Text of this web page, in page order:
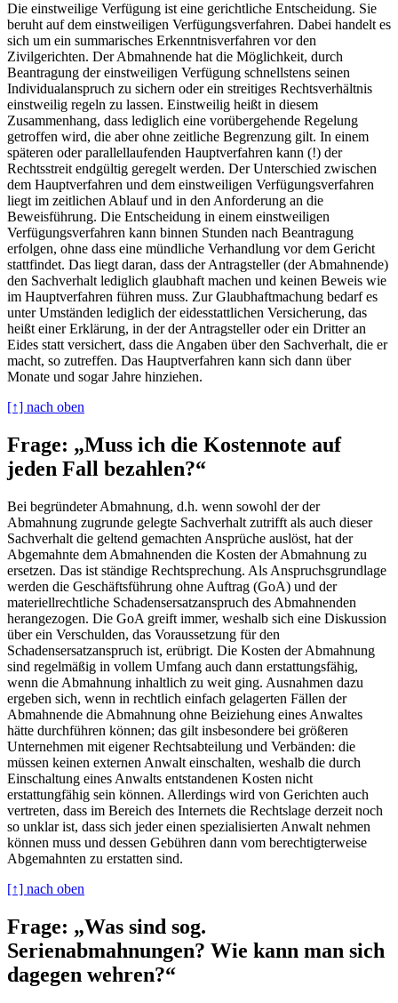
Die einstweilige Verfügung ist eine gerichtliche Entscheidung. Sie
beruht auf dem einstweiligen Verfügungsverfahren. Dabei handelt es
sich um ein summarisches Erkenntnisverfahren vor den
Zivilgerichten. Der Abmahnende hat die Möglichkeit, durch
Beantragung der einstweiligen Verfügung schnellstens seinen
Individualanspruch zu sichern oder ein streitiges Rechtsverhältnis
einstweilig regeln zu lassen. Einstweilig heißt in diesem
Zusammenhang, dass lediglich eine vorübergehende Regelung
getroffen wird, die aber ohne zeitliche Begrenzung gilt. In einem
späteren oder parallellaufenden Hauptverfahren kann (!) der
Rechtsstreit endgültig geregelt werden. Der Unterschied zwischen
dem Hauptverfahren und dem einstweiligen Verfügungsverfahren
liegt im zeitlichen Ablauf und in den Anforderung an die
Beweisführung. Die Entscheidung in einem einstweiligen
Verfügungsverfahren kann binnen Stunden nach Beantragung
erfolgen, ohne dass eine mündliche Verhandlung vor dem Gericht
stattfindet. Das liegt daran, dass der Antragsteller (der Abmahnende)
den Sachverhalt lediglich glaubhaft machen und keinen Beweis wie
im Hauptverfahren führen muss. Zur Glaubhaftmachung bedarf es
unter Umständen lediglich der eidesstattlichen Versicherung, das
heißt einer Erklärung, in der der Antragsteller oder ein Dritter an
Eides statt versichert, dass die Angaben über den Sachverhalt, die er
macht, so zutreffen. Das Hauptverfahren kann sich dann über
Monate und sogar Jahre hinziehen.
[↑] nach oben
Frage: „Muss ich die Kostennote auf
jeden Fall bezahlen?“
Bei begründeter Abmahnung, d.h. wenn sowohl der der
Abmahnung zugrunde gelegte Sachverhalt zutrifft als auch dieser
Sachverhalt die geltend gemachten Ansprüche auslöst, hat der
Abgemahnte dem Abmahnenden die Kosten der Abmahnung zu
ersetzen. Das ist ständige Rechtsprechung. Als Anspruchsgrundlage
werden die Geschäftsführung ohne Auftrag (GoA) und der
materiellrechtliche Schadensersatzanspruch des Abmahnenden
herangezogen. Die GoA greift immer, weshalb sich eine Diskussion
über ein Verschulden, das Voraussetzung für den
Schadensersatzanspruch ist, erübrigt. Die Kosten der Abmahnung
sind regelmäßig in vollem Umfang auch dann erstattungsfähig,
wenn die Abmahnung inhaltlich zu weit ging. Ausnahmen dazu
ergeben sich, wenn in rechtlich einfach gelagerten Fällen der
Abmahnende die Abmahnung ohne Beiziehung eines Anwaltes
hätte durchführen können; das gilt insbesondere bei größeren
Unternehmen mit eigener Rechtsabteilung und Verbänden: die
müssen keinen externen Anwalt einschalten, weshalb die durch
Einschaltung eines Anwalts entstandenen Kosten nicht
erstattungfähig sein können. Allerdings wird von Gerichten auch
vertreten, dass im Bereich des Internets die Rechtslage derzeit noch
so unklar ist, dass sich jeder einen spezialisierten Anwalt nehmen
können muss und dessen Gebühren dann vom berechtigterweise
Abgemahnten zu erstatten sind.
[↑] nach oben
Frage: „Was sind sog.
Serienabmahnungen? Wie kann man sich
dagegen wehren?“